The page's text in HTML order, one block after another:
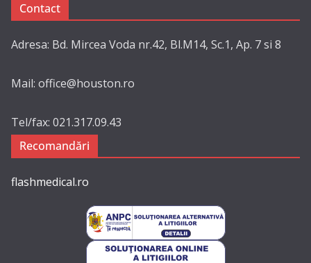
Contact
Adresa: Bd. Mircea Voda nr.42, Bl.M14, Sc.1, Ap. 7 si 8
Mail: office@houston.ro
Tel/fax: 021.317.09.43
Recomandări
flashmedical.ro